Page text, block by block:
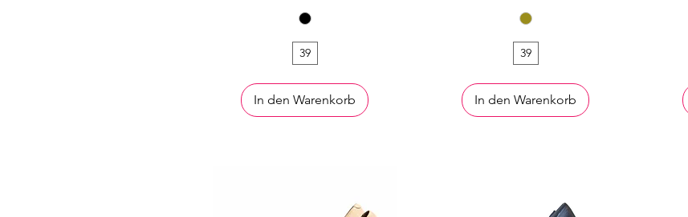
39
In den Warenkorb
39
In den Warenkorb